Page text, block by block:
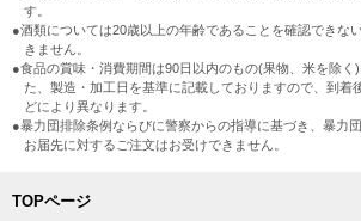
す。
●酒類については20歳以上の年齢であることを確認できな
きません。
●食品の賞味・消費期間は90日以内のもの(果物、米を除く
た、製造・加工日を基準に記載しておりますので、到着
どにより異なります。
●暴力団排除条例ならびに警察からの指導に基づき、暴力
お届先に対するご注文はお受けできません。
TOPページ